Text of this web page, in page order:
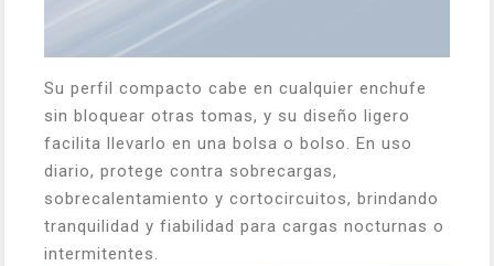
Su perfil compacto cabe en cualquier enchufe
sin bloquear otras tomas, y su diseño ligero
facilita llevarlo en una bolsa o bolso. En uso
diario, protege contra sobrecargas,
sobrecalentamiento y cortocircuitos, brindando
tranquilidad y fiabilidad para cargas nocturnas o
intermitentes.